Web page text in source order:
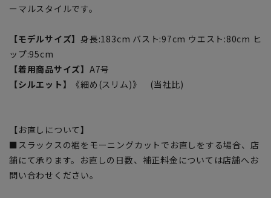
ーマルスタイルです。
【モデルサイズ】身長:183cm バスト:97cm ウエスト:80cm ヒ
ップ:95cm
【着用商品サイズ】 A7号
【シルエット】
《細め(スリム)》 (当社比)
【お直しについて】
■スラックスの裾をモーニングカットでお直しをする場合、店
舗にて承ります。お直しの日数、補正料金については店舗へお
問い合わせください。